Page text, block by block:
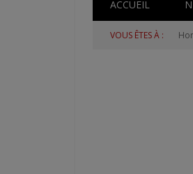
ACCUEIL
VOUS ÊTES À :